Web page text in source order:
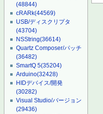
(48844)
cRARk(44569)
USB/ディスクリプタ
(43704)
NSString(36614)
Quartz Composer/パッチ
(36482)
SmartQ 5(35204)
Arduino(32428)
HIDデバイス/開発
(30282)
Visual Studio/バージョン
(29436)